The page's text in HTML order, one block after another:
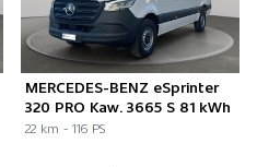
MERCEDES-BENZ eSprinter
320 PRO Kaw. 3665 S 81 kWh
22 km - 116 PS